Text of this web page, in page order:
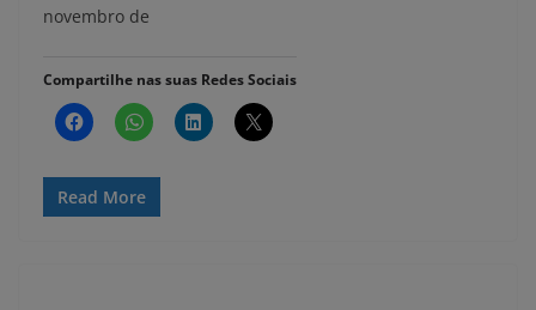
novembro de
Compartilhe nas suas Redes Sociais
Read More